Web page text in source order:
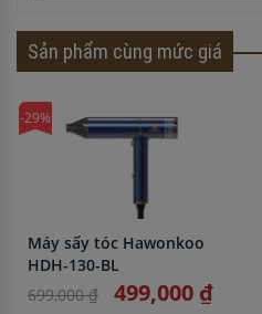
Sản phẩm cùng mức giá
-29%
Máy sấy tóc Hawonkoo
HDH-130-BL
699,000 ₫
499,000 ₫